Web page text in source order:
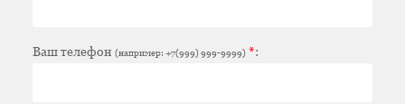
Ваш телефон (например: +7(999) 999-9999) *: